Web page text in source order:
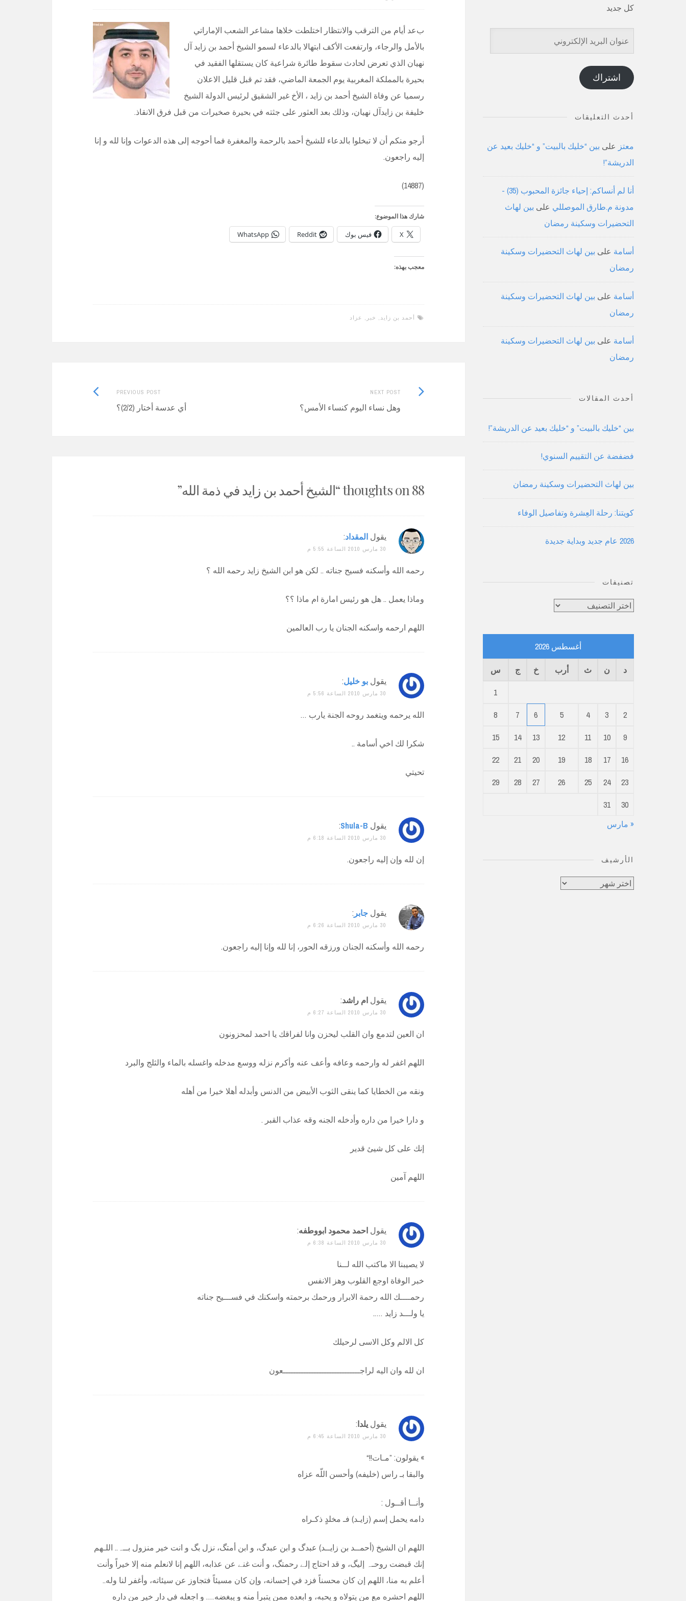
بعد أيام من الترقب والانتظار اختلطت خلاها مشاعر الشعب الإماراتي
بالأمل والرجاء، وارتفعت الأكف ابتهالا بالدعاء لسمو الشيخ أحمد بن زايد آل
نهيان الذي تعرض لحادث سقوط طائرة شراعية كان يستقلها الفقيد في
بحيرة بالمملكة المغربية يوم الجمعة الماضي، فقد تم قبل قليل الاعلان
رسميا عن وفاة الشيخ أحمد بن زايد ، الأخ غير الشقيق لرئيس الدولة الشيخ
خليفة بن زايدآل نهيان، وذلك بعد العثور على جثته في بحيرة صخيرات من قبل فرق الانقاذ.
أرجو منكم أن لا تبخلوا بالدعاء للشيخ أحمد بالرحمة والمغفرة فما أحوجه إلى هذه الدعوات وإنا لله و إنا
إليه راجعون.
(14887)
شارك هذا الموضوع:
X فيس بوك Reddit
WhatsApp
معجب بهذه:
أحمد بن زايد خبر عزاد
Post
PREVIOUS POST
Previous
أي عدسة أختار (2/2)؟
NEXT POST
وهل نساء اليوم كنساء الأمس؟
Next
Post:
88 thoughts on “ الشيخ أحمد بن زايد في ذمة الله”
يقول المقداد:
30 مارس 2010 الساعة 5:55 م
رحمه الله وأسكنه فسيح جناته .. لكن هو ابن الشيخ زايد رحمه الله ؟
وماذا يعمل .. هل هو رئيس امارة ام ماذا ؟؟
اللهم ارحمه واسكنه الجنان يا رب العالمين
يقول بو خليل:
30 مارس 2010 الساعة 5:56 م
الله يرحمه ويتغمد روحه الجنة يارب …
شكرا لك اخي أسامة ..
تحيتي
يقول Shula-B
:
30 مارس 2010 الساعة 6:18 م
إن لله وإن إليه راجعون.
يقول جابر :
30 مارس 2010 الساعة 6:26 م
رحمه الله وأسكنه الجنان ورزقه الحور، إنا لله وإنا إليه راجعون.
يقول ام راشد:
30 مارس 2010 الساعة 6:27 م
ان العين لتدمع وان القلب ليحزن وانا لفراقك يا احمد لمحزونون
اللهم اغفر له وارحمه وعافه وأعف عنه وأكرم نزله ووسع مدخله واغسله بالماء والثلج والبرد
ونقه من الخطايا كما ينقى الثوب الأبيض من الدنس وأبدله أهلا خيرا من أهله
و دارا خيرا من داره وأدخله الجنه وقه عذاب القبر .
إنك على كل شيئ قدير
اللهم آمين
يقول احمد محمود ابووطفه:
30 مارس 2010 الساعة 6:38 م
لا يصيبنا الا ماكتب الله لــنا
خبر الوفاة اوجع القلوب وهز الانفس
رحمــــك الله رحمة الابرار ورحمك برحمته واسكنك في فســـيح جناته
يا ولـــد زايد …..
كل الالم وكل الاسى لرحيلك
ان لله وان اليه لراجــــــــــــــــــــــــــــــعون
يقول يلدا:
30 مارس 2010 الساعة 6:45 م
» يقولون: ”مـات!!“
والبقا بـ راس (خليفه) وأحسن اللّه عزاه
وأنــا أقــول :
دامه يحمل إسم (زايـد) فـ مخلدٍ ذكـراه
اللهم ان الشيخ (أحمــد بن زايــد) عبدگ و ابن عبدگ، و ابن أمتگ، نزل بگ و انت خير منزول بــﮧ.. اللـهم
إنك قبضت روحـﮧ إليگ، و قد احتاج إلے رحمتگ، و أنت غنے عن عذابه، اللهم إنا لانعلم منه إلا خيراً وأنت
أعلم به منا، اللهم إن كان محسناً فزد في إحسانه، وإن كان مسيئاً فتجاوز عن سيئاته، وأغفر لنا وله..
اللهم احشره مع من يتولاه و يحبه، و ابعده ممن يتبرأ منه و يبغضه…. و اجعله في دار خير من داره
كل جديد
عنوان
البريد
الإلكتروني
اشتراك
أحدث التعليقات
معتز على بين “خليك بالبيت” و “خليك بعيد عن
الدريشة”!
أنا لم أنساكم: إحياء جائزة المحبوب (35) -
مدونة م.طارق الموصللي على بين لهاث
التحضيرات وسكينة رمضان
أسامة على بين لهاث التحضيرات وسكينة
رمضان
أسامة على بين لهاث التحضيرات وسكينة
رمضان
أسامة على بين لهاث التحضيرات وسكينة
رمضان
أحدث المقالات
بين “خليك بالبيت” و “خليك بعيد عن الدريشة”!
فضفضة عن التقييم السنوي!
بين لهاث التحضيرات وسكينة رمضان
كويتنا: رحلة العِشرة وتفاصيل الوفاء
2026 عام جديد وبداية جديدة
تصنيفات
تصنيفات
أغسطس 2026
د ن ث أرب خ ج
س
1
2
3
4
5
6
7
8
9
10
11
12
13
14
15
16
17
18
19
20
21
22
23
24
25
26
27
28
29
30
31
« مارس
الأرشيف
الأرشيف